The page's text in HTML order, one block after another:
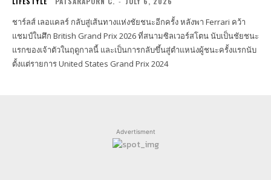
ชาร์ลส์ เลอแคลร์ กลับสู่เส้นทางแห่งชัยชนะอีกครั้ง หลังพา Ferrari คว้า
แชมป์ในศึก British Grand Prix 2026 ที่สนามซิลเวอร์สโตน นับเป็นชัยชนะ
แรกของเจ้าตัวในฤดูกาลนี้ และเป็นการกลับขึ้นสู่ตำแหน่งผู้ชนะครั้งแรกนับ
ตั้งแต่รายการ United States Grand Prix 2024
Advertisment